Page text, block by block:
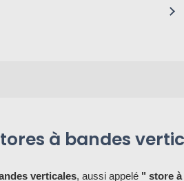
à bandes
verticales, aussi appelé " store